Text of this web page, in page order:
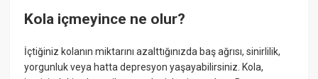
Kola içmeyince ne olur?
İçtiğiniz kolanın miktarını azalttığınızda baş ağrısı, sinirlilik,
yorgunluk veya hatta depresyon yaşayabilirsiniz. Kola,